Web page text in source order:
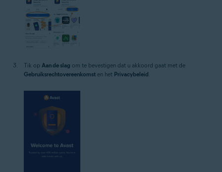
Tik op Aan de slag om te bevestigen dat u akkoord gaat met de
Gebruiksrechtovereenkomst en het Privacybeleid.